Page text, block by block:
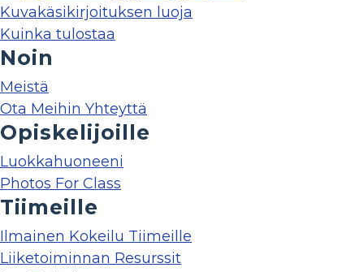
Kuvakäsikirjoituksen luoja
Kuinka tulostaa
Noin
Meistä
Ota Meihin Yhteyttä
Opiskelijoille
Luokkahuoneeni
Photos For Class
Tiimeille
Ilmainen Kokeilu Tiimeille
Liiketoiminnan Resurssit